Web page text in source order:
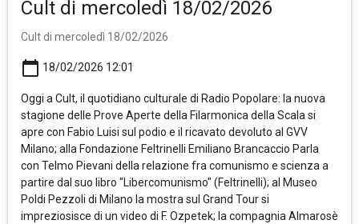
Cult di mercoledì 18/02/2026
Cult di mercoledì 18/02/2026
calendar_today 18/02/2026 12:01
Oggi a Cult, il quotidiano culturale di Radio Popolare: la nuova
stagione delle Prove Aperte della Filarmonica della Scala si
apre con Fabio Luisi sul podio e il ricavato devoluto al GVV
Milano; alla Fondazione Feltrinelli Emiliano Brancaccio Parla
con Telmo Pievani della relazione fra comunismo e scienza a
partire dal suo libro "Libercomunismo" (Feltrinelli); al Museo
Poldi Pezzoli di Milano la mostra sul Grand Tour si
impreziosisce di un video di F. Ozpetek; la compagnia Almarosè